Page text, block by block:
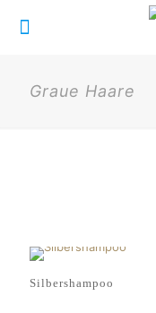
Graue Haare
Silbershampoo